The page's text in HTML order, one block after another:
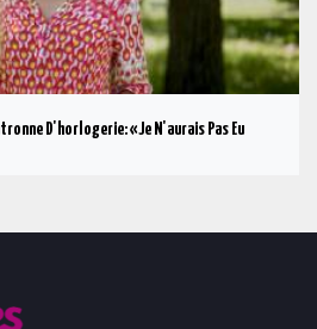
D'horlogerie: «Je N'aurais Pas Eu